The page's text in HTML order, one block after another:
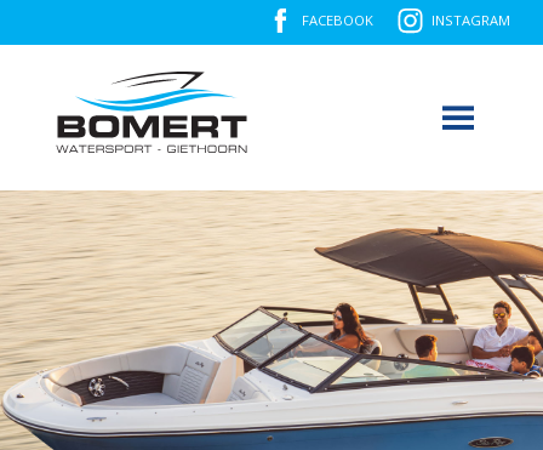
FACEBOOK INSTAGRAM